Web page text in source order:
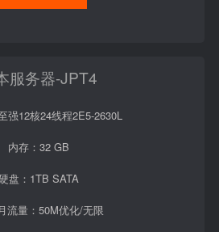
服务器-JPT4
强12核24线程2E5-2630L
内存：32 GB
盘：1TB SATA
流量：50M优化/无限